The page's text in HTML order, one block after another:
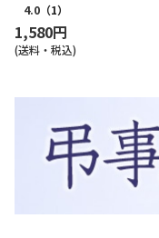
4.0 （1）
1,580円
(送料・税込)